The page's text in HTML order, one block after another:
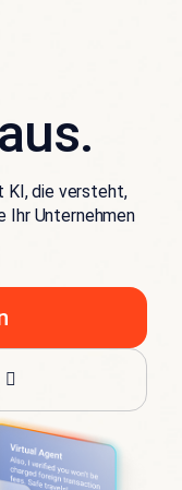
aus.
KI, die versteht,
Ihr Unternehmen